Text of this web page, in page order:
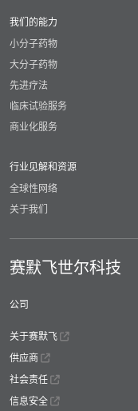
我们的能力
小分子药物
大分子药物
先进疗法
临床试验服务
商业化服务
行业见解和资源
全球性网络
关于我们
赛默飞世尔科技
公司
关于赛默飞
供应商
社会责任
信息安全